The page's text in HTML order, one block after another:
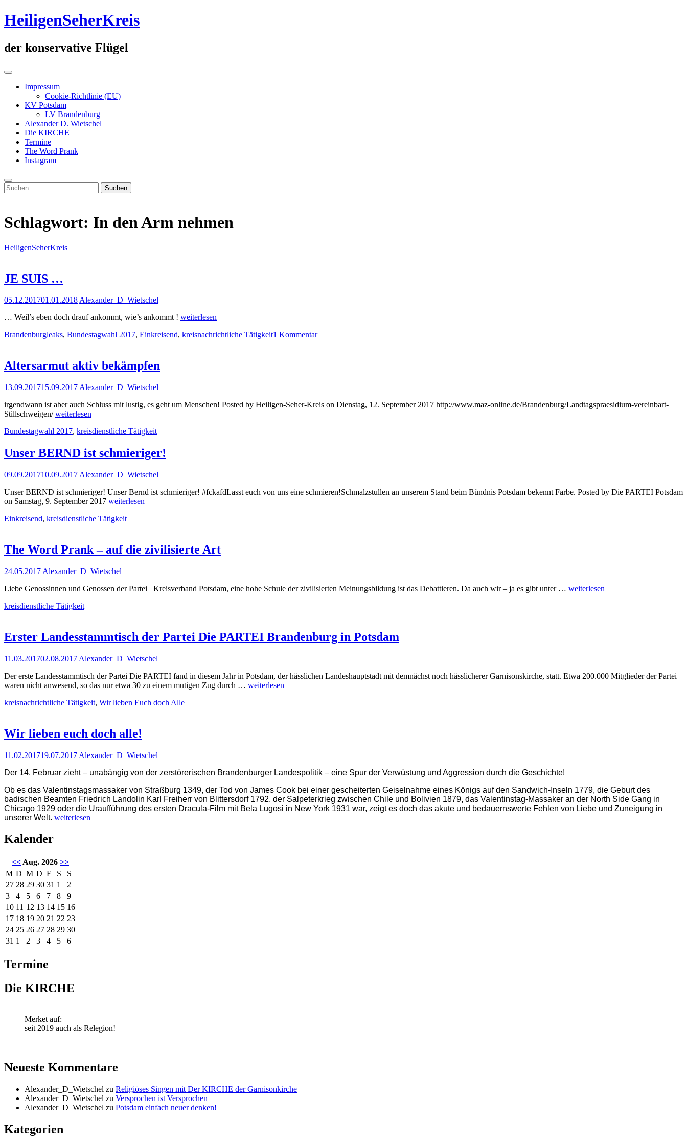
Zum
Inhalt
HeiligenSeherKreis
der konservative Flügel
Primäres
Impressum
Cookie-Richtlinie (EU)
KV Potsdam
LV Brandenburg
Alexander D. Wietschel
Die KIRCHE
Termine
The Word Prank
Instagram
Suche
Suchen
nach:
Schlagwort: In den Arm nehmen
HeiligenSeherKreis
JE SUIS …
05.12.201701.01.2018Alexander_D_Wietschel
… Weil’s eben doch drauf ankommt, wie’s ankommt ! JE
…
weiterlesen
Brandenburgleaks, Bundestagwahl 2017, Einkreisend, kreisnachrichtliche Tätigkeit1 Kommentar
Altersarmut aktiv bekämpfen
13.09.201715.09.2017 Alexander_D_Wietschel
irgendwann ist aber auch Schluss mit lustig, es geht um Menschen! Posted by Heiligen-Seher-Kreis on Dienstag, 12. September 2017 http://www.maz-online.de/Brandenburg/Landtagspraesidium-vereinbart-
Stillschweigen/Altersarmut
bekämpfen
weiterlesen
Bundestagwahl 2017, kreisdienstliche Tätigkeit
link
to
BERND
schmieriger!
Unser BERND ist schmieriger!
09.09.201710.09.2017 Alexander_D_Wietschel
Unser BERND ist schmieriger! Unser Bernd ist schmieriger! #fckafdLasst euch von uns eine schmieren!Schmalzstullen an unserem Stand beim Bündnis Potsdam bekennt Farbe. Posted by Die PARTEI Potsdam
on Samstag, 9. September 2017 Unser
ist
weiterlesen
Einkreisend, kreisdienstliche Tätigkeit
The Word Prank – auf die zivilisierte Art
24.05.2017 Alexander_D_Wietschel
Liebe Genossinnen und Genossen der Partei Kreisverband Potsdam, eine hohe Schule der zivilisierten Meinungsbildung ist das Debattieren. Da auch wir – ja es gibt unter … The
weiterlesen
kreisdienstliche Tätigkeit
Erster Landesstammtisch der Partei Die PARTEI Brandenburg in Potsdam
11.03.201702.08.2017 Alexander_D_Wietschel
Der erste Landesstammtisch der Partei Die PARTEI fand in diesem Jahr in Potsdam, der hässlichen Landeshauptstadt mit demnächst noch hässlicherer Garnisonskirche, statt. Etwa 200.000 Mitglieder der Partei
waren nicht anwesend, so das nur etwa 30 zu einem mutigen Zug durch … Erster
weiterlesen
kreisnachrichtliche Tätigkeit, Wir lieben Euch doch Alle
Wir lieben euch doch alle!
11.02.201719.07.2017 Alexander_D_Wietschel
Der 14. Februar zieht – unabängig von der zerstörerischen Brandenburger Landespolitik – eine Spur der Verwüstung und Aggression durch die Geschichte!
Ob es das Valentinstagsmassaker von Straßburg 1349, der Tod von James Cook bei einer gescheiterten Geiselnahme eines Königs auf den Sandwich-Inseln 1779, die Geburt des
badischen Beamten Friedrich Landolin Karl Freiherr von Blittersdorf 1792, der Salpeterkrieg zwischen Chile und Bolivien 1879, das Valentinstag-Massaker an der North Side Gang in
Chicago 1929 oder die Uraufführung des ersten Dracula-Film mit Bela Lugosi in New York 1931 war, zeigt es doch das akute und bedauernswerte Fehlen von Liebe und Zuneigung in
unserer Welt. „Wir
weiterlesen
Kalender
<< Aug. 2026 >>
M D M D F S
S
27 28 29 30 31 1
2
3
4 5 6 7 8
9
10 11 12 13 14 15 16
17 18 19 20 21 22 23
24 25 26 27 28 29 30
31 1 2 3 4 5 6
Termine
Die KIRCHE
Merket auf:
seit 2019 auch als Relegion!
Neueste Kommentare
Alexander_D_Wietschel zu Religiöses Singen mit Der KIRCHE der Garnisonkirche
Alexander_D_Wietschel zu Versprochen ist Versprochen
Alexander_D_Wietschel zu Potsdam einfach neuer denken!
Kategorien